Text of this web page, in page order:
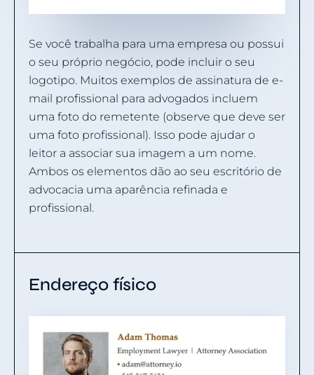
Se você trabalha para uma empresa ou possui
o seu próprio negócio, pode incluir o seu
logotipo. Muitos exemplos de assinatura de e-
mail profissional para advogados incluem
uma foto do remetente (observe que deve ser
uma foto profissional). Isso pode ajudar o
leitor a associar sua imagem a um nome.
Ambos os elementos dão ao seu escritório de
advocacia uma aparência refinada e
profissional.
Endereço físico